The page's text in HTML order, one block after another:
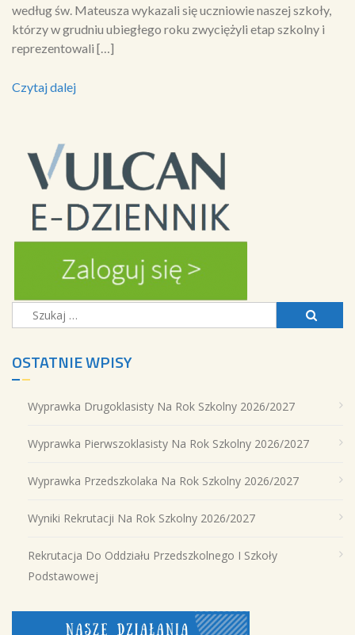
według św. Mateusza wykazali się uczniowie naszej szkoły,
którzy w grudniu ubiegłego roku zwyciężyli etap szkolny i
reprezentowali […]
Czytaj dalej
Szukaj:
OSTATNIE WPISY
Wyprawka Drugoklasisty Na Rok Szkolny 2026/2027
Wyprawka Pierwszoklasisty Na Rok Szkolny 2026/2027
Wyprawka Przedszkolaka Na Rok Szkolny 2026/2027
Wyniki Rekrutacji Na Rok Szkolny 2026/2027
Rekrutacja Do Oddziału Przedszkolnego I Szkoły
Podstawowej